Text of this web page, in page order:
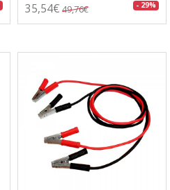
35,54€ 49,76€ - 29%